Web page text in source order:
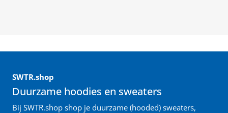
SWTR.shop
Duurzame hoodies en sweaters
Bij SWTR.shop shop je duurzame (hooded) sweaters,